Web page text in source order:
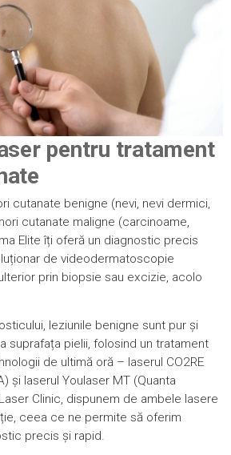
pentru tratament
cutanate benigne (nevi, nevi dermici,
cutanate maligne (carcinoame,
Elite îți oferă un diagnostic precis
de videodermatoscopie
prin biopsie sau excizie, acolo
leziunile benigne sunt pur și
suprafața pielii, folosind un tratament
de ultimă oră – laserul CO2RE
și laserul Youlaser MT (Quanta
Clinic, dispunem de ambele lasere
ceea ce ne permite să oferim
precis și rapid.